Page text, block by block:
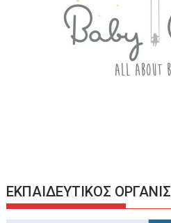
ΕΚΠΑΙΔΕΥΤΙΚΟΣ